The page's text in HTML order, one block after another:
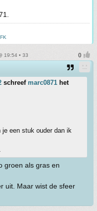
19:54 • 33
schreef marc0871 het
je een stuk ouder dan ik
groen als gras en
uit. Maar wist de sfeer